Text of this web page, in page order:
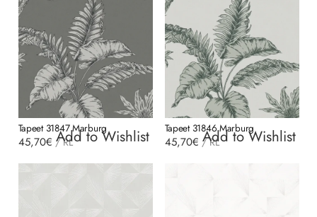
Tapeet 31847 Marburg
45,70€ /RL
Add to Wishlist Tapeet 31846 Marburg
45,70€ /RL
Add to Wishlist